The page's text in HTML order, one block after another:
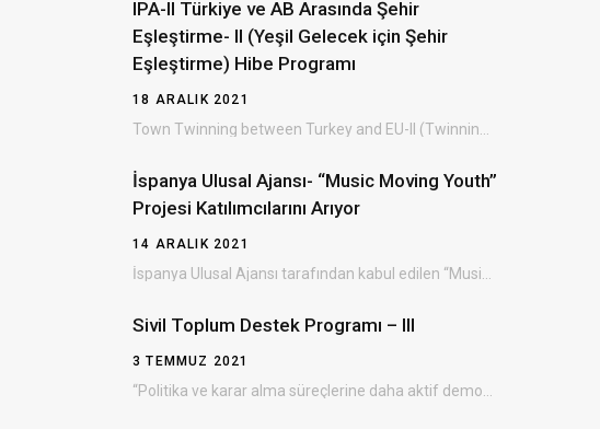
m
IPA-II Türkiye ve AB Arasında Şehir
Eşleştirme- II (Yeşil Gelecek için Şehir
Eşleştirme) Hibe Programı
18 ARALIK 2021
İspanya Ulusal Ajansı- “Music Moving Youth”
Projesi Katılımcılarını Arıyor
14 ARALIK 2021
Sivil Toplum Destek Programı – III
3 TEMMUZ 2021